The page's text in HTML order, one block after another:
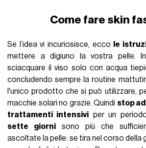
Come fare skin
Se l’idea vi incuriosisce, ecco le
mettere a digiuno la vostra pelle.
sciacquare il viso solo con acqua
concludendo sempre la routine
l'unico prodotto che si può utilizzare,
macchie solari no grazie. Quindi stop
trattamenti intensivi per un
sette giorni sono più che
ascoltate la pelle: se tira nel corso della